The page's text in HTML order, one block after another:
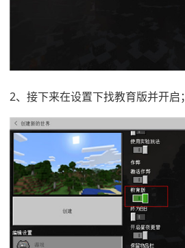
2、接下来在设置下找教育版并开启；